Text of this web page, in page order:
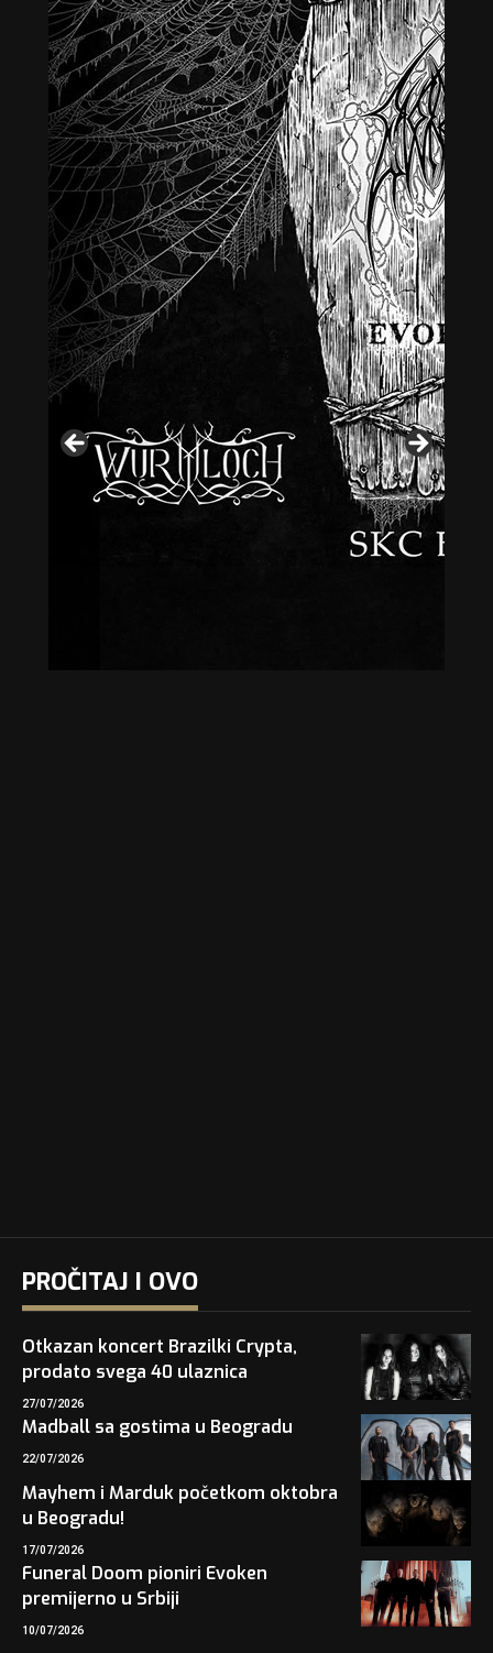
PROČITAJ I OVO
Otkazan koncert Brazilki Crypta,
prodato svega 40 ulaznica
27/07/2026
Madball sa gostima u Beogradu
22/07/2026
Mayhem i Marduk početkom oktobra
u Beogradu!
17/07/2026
Funeral Doom pioniri Evoken
premijerno u Srbiji
10/07/2026